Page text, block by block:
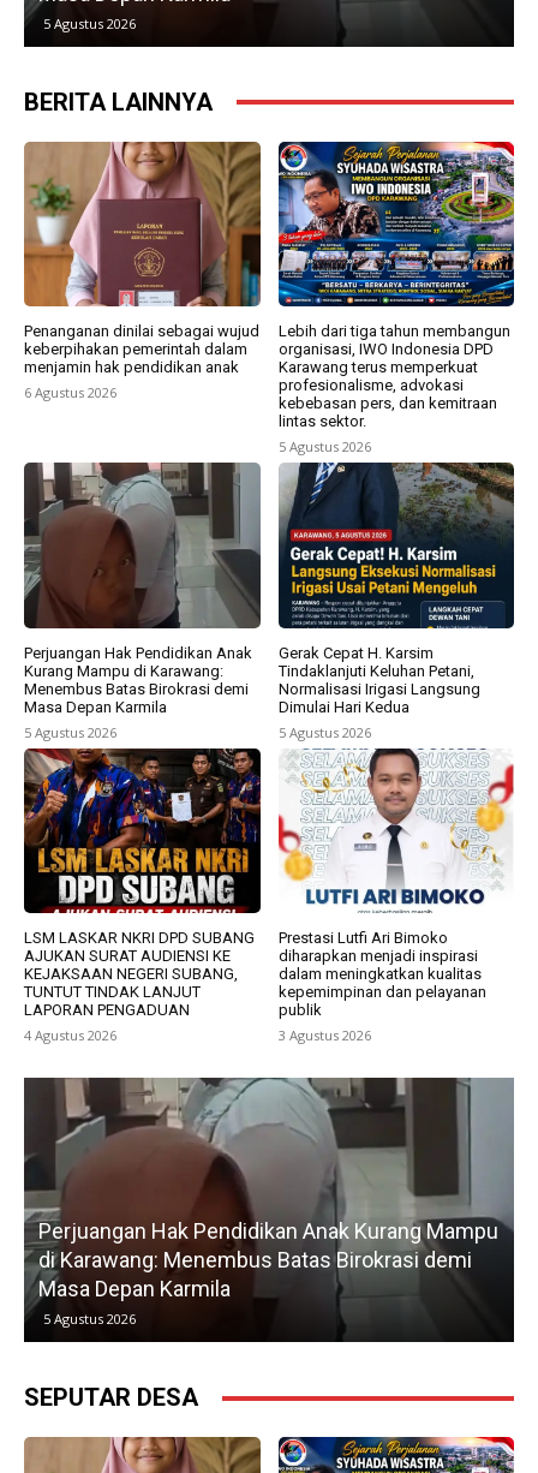
5 Agustus 2026
BERITA LAINNYA
Penanganan dinilai sebagai wujud
keberpihakan pemerintah dalam
menjamin hak pendidikan anak
6 Agustus 2026
Lebih dari tiga tahun membangun
organisasi, IWO Indonesia DPD
Karawang terus memperkuat
profesionalisme, advokasi
kebebasan pers, dan kemitraan
lintas sektor.
5 Agustus 2026
Perjuangan Hak Pendidikan Anak
Kurang Mampu di Karawang:
Menembus Batas Birokrasi demi
Masa Depan Karmila
5 Agustus 2026
Gerak Cepat H. Karsim
Tindaklanjuti Keluhan Petani,
Normalisasi Irigasi Langsung
Dimulai Hari Kedua
5 Agustus 2026
LSM LASKAR NKRI DPD SUBANG
AJUKAN SURAT AUDIENSI KE
KEJAKSAAN NEGERI SUBANG,
TUNTUT TINDAK LANJUT
LAPORAN PENGADUAN
4 Agustus 2026
Prestasi Lutfi Ari Bimoko
diharapkan menjadi inspirasi
dalam meningkatkan kualitas
kepemimpinan dan pelayanan
publik
3 Agustus 2026
Perjuangan Hak Pendidikan Anak Kurang Mampu
di Karawang: Menembus Batas Birokrasi demi
Masa Depan Karmila
5 Agustus 2026
SEPUTAR DESA